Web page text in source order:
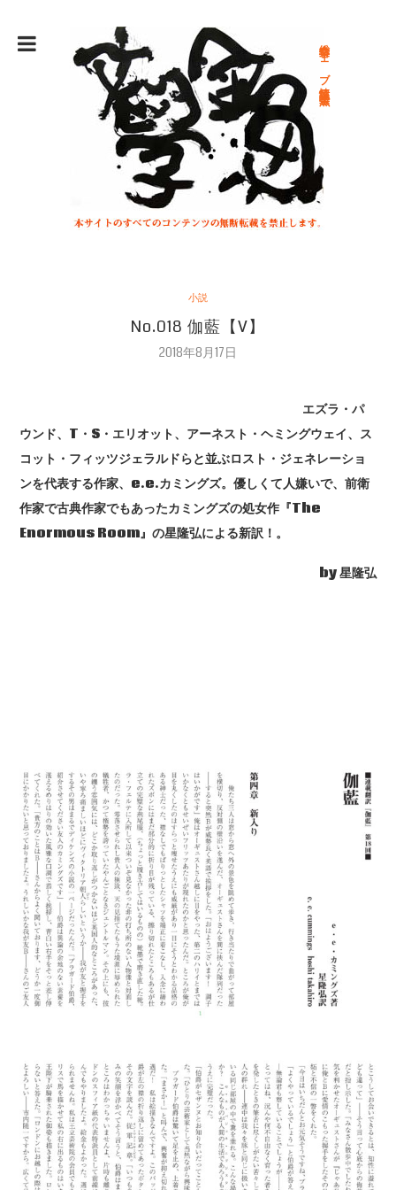
総合文学ウェブ情報誌 文学金魚
小説
No.018 伽藍【V】
2018年8月17日
エズラ・パ
ウンド、T・S・エリオット、アーネスト・ヘミングウェイ、ス
コット・フィッツジェラルドらと並ぶロスト・ジェネレーショ
ンを代表する作家、e.e.カミングズ。優しくて人嫌いで、前衛
作家で古典作家でもあったカミングズの処女作『The
Enormous Room』の星隆弘による新訳！。
by 星隆弘